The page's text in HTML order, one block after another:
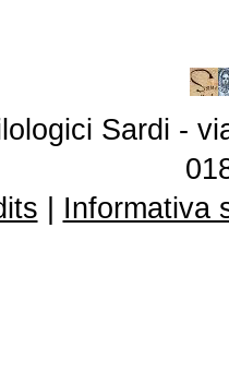
Sardi -
Informativa